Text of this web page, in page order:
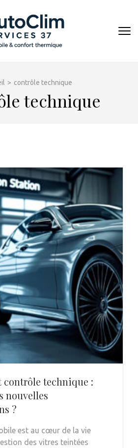
> contrôle technique
technique
contrôle technique :
nouvelles
?
est au cœur de la vie
des vitres teintées